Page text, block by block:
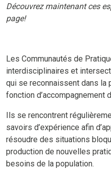
Découvrez maintenant ces
page!
Les Communautés de
interdisciplinaires et
qui se reconnaissent dans la
fonction d’accompagnement
Ils se rencontrent
savoirs d’expérience afin
résoudre des situations
production de nouvelles
besoins de la population.